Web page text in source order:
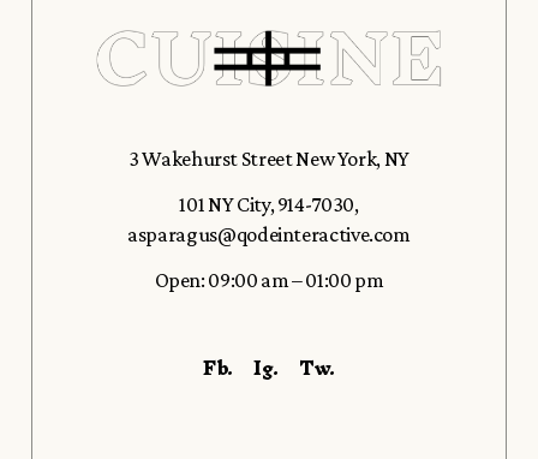
3 Wakehurst Street New York, NY
101 NY City,914-7030,
asparagus@qodeinteractive.com
Open: 09:00 am – 01:00 pm
Fb. Ig. Tw.